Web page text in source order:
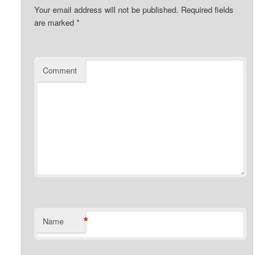
Your email address will not be published. Required fields
are marked*
Comment
Name *